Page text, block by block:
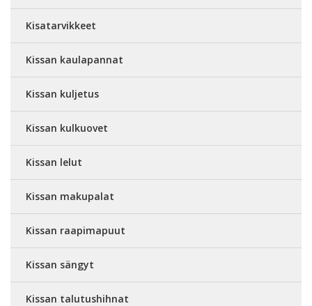
Kisatarvikkeet
Kissan kaulapannat
Kissan kuljetus
Kissan kulkuovet
Kissan lelut
Kissan makupalat
Kissan raapimapuut
Kissan sängyt
Kissan talutushihnat